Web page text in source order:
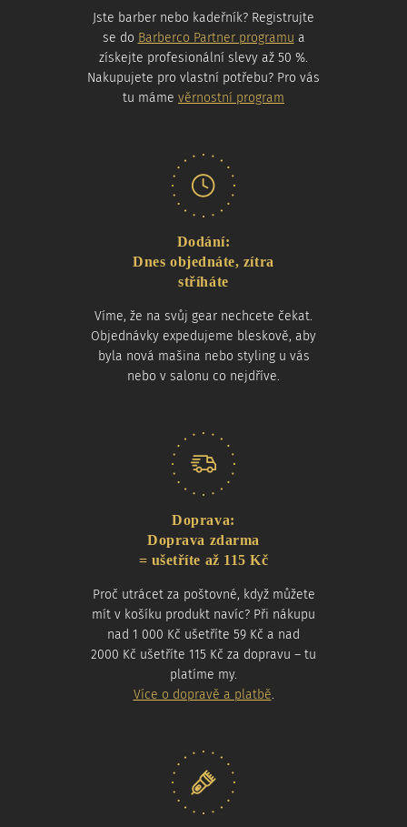
Jste barber nebo kadeřník? Registrujte
se do Barberco Partner programu a
získejte profesionální slevy až 50 %.
Nakupujete pro vlastní potřebu? Pro vás
tu máme věrnostní program
Dodání:
Dnes objednáte, zítra
stříháte
Víme, že na svůj gear nechcete čekat.
Objednávky expedujeme bleskově, aby
byla nová mašina nebo styling u vás
nebo v salonu co nejdříve.
Doprava:
Doprava zdarma
= ušetříte až 115 Kč
Proč utrácet za poštovné, když můžete
mít v košíku produkt navíc? Při nákupu
nad 1 000 Kč ušetříte 59 Kč a nad
2000 Kč ušetříte 115 Kč za dopravu – tu
platíme my.
Více o dopravě a platbě.